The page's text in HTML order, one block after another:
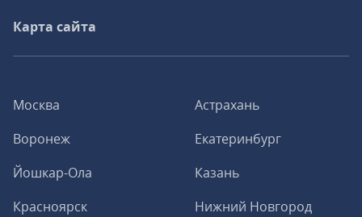
Москва
Астрахань
Воронеж
Екатеринбург
Йошкар-Ола
Казань
Красноярск
Нижний Новгород
Карта сайта